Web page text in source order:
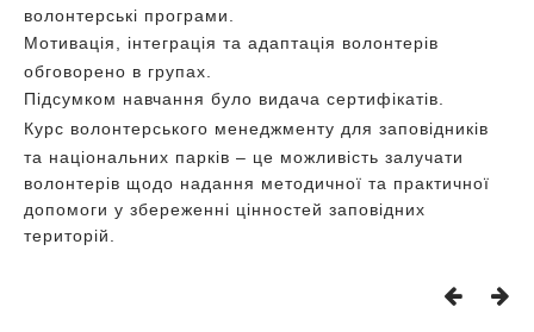
волонтерські програми.
Мотивація, інтеграція та адаптація волонтерів
обговорено в групах.
Підсумком навчання було видача сертифікатів.
Курс волонтерського менеджменту для заповідників
та національних парків – це можливість залучати
волонтерів щодо надання методичної та практичної
допомоги у збереженні цінностей заповідних
територій.